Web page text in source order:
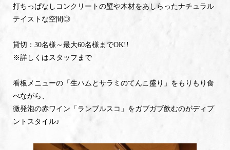
打ちっぱなしコンクリートの壁や木材をあしらったナチュラル
テイストな空間◎
貸切：30名様～最大60名様までOK!!
※詳しくはスタッフまで
看板メニューの「生ハムとサラミのてんこ盛り」をもりもり食
べながら、
微発泡の赤ワイン「ランブルスコ」をガブガブ飲むのがディプ
ントスタイル♪